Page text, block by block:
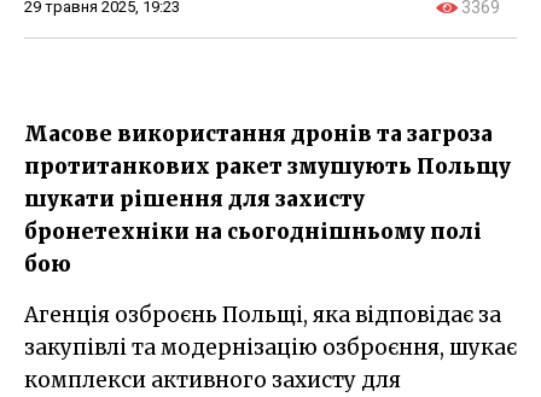
29 травня 2025, 19:23 3369
Масове використання дронів та загроза
протитанкових ракет змушують Польщу
шукати рішення для захисту
бронетехніки на сьогоднішньому полі
бою
Агенція озброєнь Польщі, яка відповідає за
закупівлі та модернізацію озброєння, шукає
комплекси активного захисту для